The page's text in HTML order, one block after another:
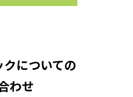
についての
わせ